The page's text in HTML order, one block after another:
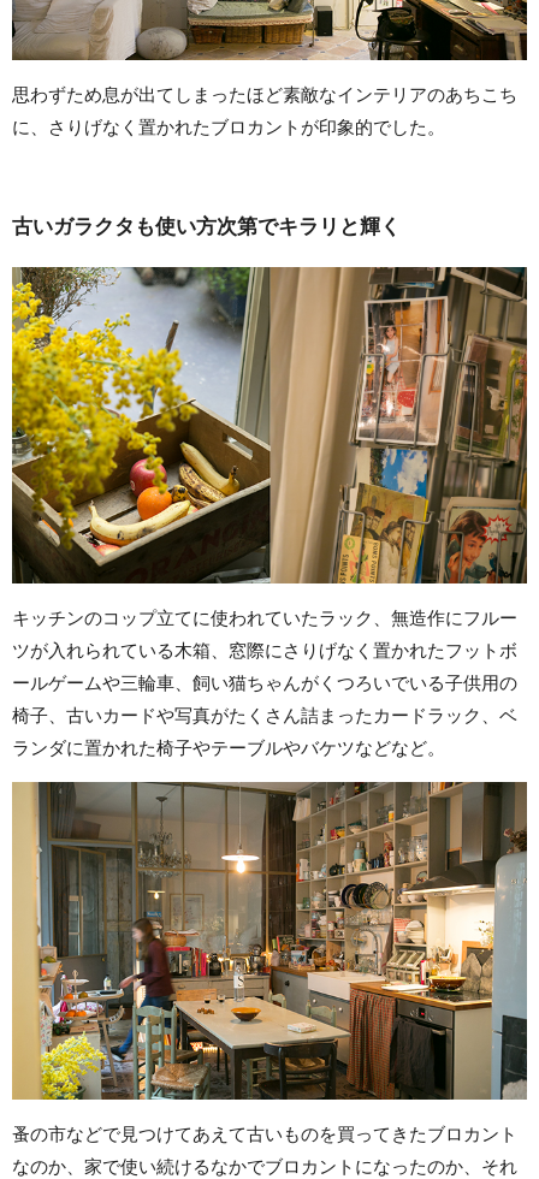
思わずため息が出てしまったほど素敵なインテリアのあちこち
に、さりげなく置かれたブロカントが印象的でした。
古いガラクタも使い方次第でキラリと輝く
キッチンのコップ立てに使われていたラック、無造作にフルー
ツが入れられている木箱、窓際にさりげなく置かれたフットボ
ールゲームや三輪車、飼い猫ちゃんがくつろいでいる子供用の
椅子、古いカードや写真がたくさん詰まったカードラック、ベ
ランダに置かれた椅子やテーブルやバケツなどなど。
蚤の市などで見つけてあえて古いものを買ってきたブロカント
なのか、家で使い続けるなかでブロカントになったのか、それ